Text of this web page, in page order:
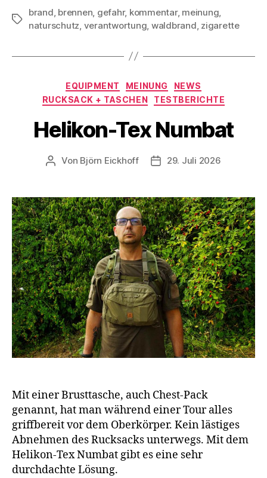
Schlagwörter
brand brennen gefahr, kommentar, meinung
naturschutz verantwortung waldbrand zigarette
Kategorien
EQUIPMENT MEINUNG
NEWS
RUCKSACK + TASCHEN
TESTBERICHTE
Helikon-Tex Numbat
Beitragsautor
Von Björn Eickhoff Veröffentlichungsdatum
29. Juli 2026
Mit einer Brusttasche, auch Chest-Pack
genannt, hat man während einer Tour alles
griffbereit vor dem Oberkörper. Kein lästiges
Abnehmen des Rucksacks unterwegs. Mit dem
Helikon-Tex Numbat gibt es eine sehr
durchdachte Lösung.